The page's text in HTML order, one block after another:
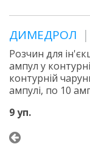
ДИМЕДРОЛ
Розчин для
ампул у
контурній
ампулі, по 10
9 уп.